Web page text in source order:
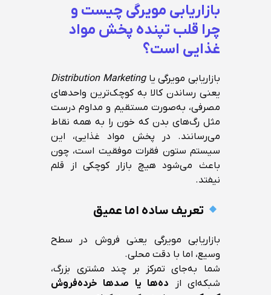
بازاریابی مویرگی چیست و
چرا قلب تپنده پخش مواد
غذایی است؟
بازاریابی مویرگی یاDistribution Marketing
یعنی رساندن کالا به کوچک‌ترین واحدهای
مصرفی، به‌صورت مستقیم و مداوم درست
مثل رگ‌های بدن که خون را به همه نقاط
می‌رسانند. در پخش مواد غذایی، این
سیستم ستون فقرات موفقیت است، چون
باعث می‌شود هیچ بازار کوچکی از قلم
نیفتد.
تعریف ساده اما عمیق
بازاریابی مویرگی یعنی فروش در سطح
وسیع، اما با دقت محلی.
شما به‌جای تمرکز بر چند مشتری بزرگ،
شبکه‌ای از ده‌ها یا صدها خرده‌فروش